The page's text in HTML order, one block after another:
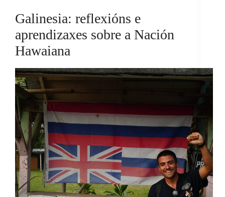
Galinesia: reflexións e
aprendizaxes sobre a Nación
Hawaiana